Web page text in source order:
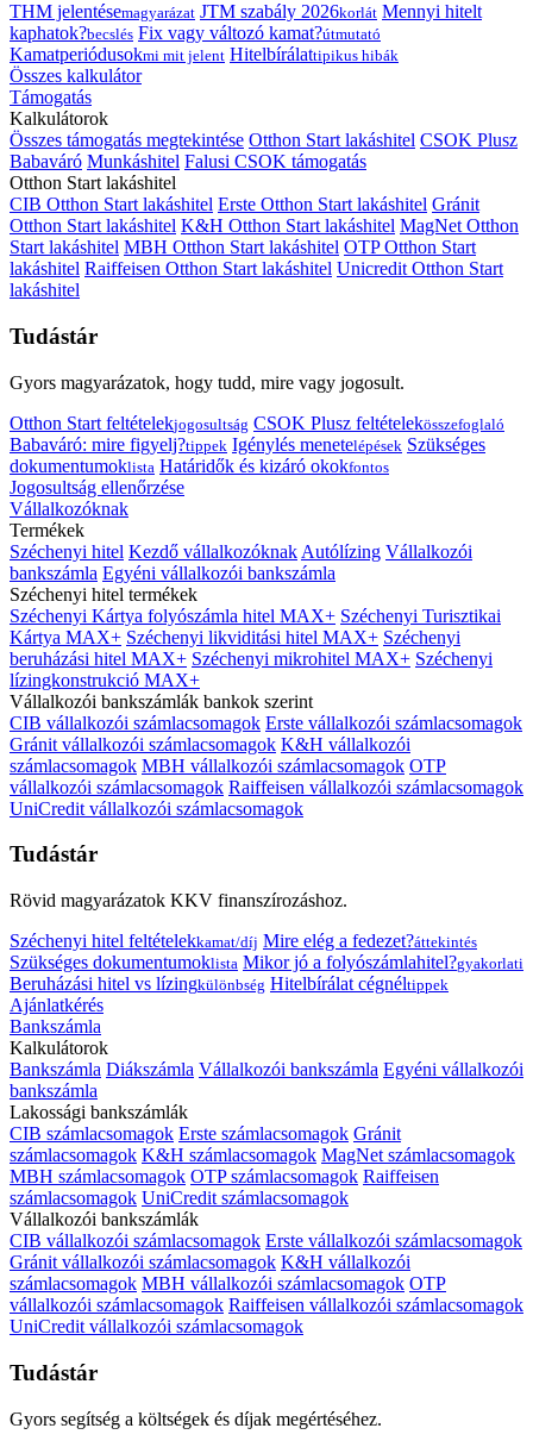
THM jelentésemagyarázat JTM szabály 2026korlát Mennyi hitelt
kaphatok?becslés Fix vagy változó kamat?útmutató
Kamatperiódusokmi mit jelent Hitelbírálattipikus hibák
Összes kalkulátor
Támogatás
Kalkulátorok
Összes támogatás megtekintése Otthon Start lakáshitel CSOK Plusz
Babaváró Munkáshitel Falusi CSOK támogatás
Otthon Start lakáshitel
CIB Otthon Start lakáshitel Erste Otthon Start lakáshitel Gránit
Otthon Start lakáshitel K&H Otthon Start lakáshitel MagNet Otthon
Start lakáshitel MBH Otthon Start lakáshitel OTP Otthon Start
lakáshitel Raiffeisen Otthon Start lakáshitel Unicredit Otthon Start
lakáshitel
Tudástár
Gyors magyarázatok, hogy tudd, mire vagy jogosult.
Otthon Start feltételekjogosultság CSOK Plusz feltételekösszefoglaló
Babaváró: mire figyelj?tippek Igénylés menetelépések Szükséges
dokumentumoklista Határidők és kizáró okokfontos
Jogosultság ellenőrzése
Vállalkozóknak
Termékek
Széchenyi hitel Kezdő vállalkozóknak Autólízing Vállalkozói
bankszámla Egyéni vállalkozói bankszámla
Széchenyi hitel termékek
Széchenyi Kártya folyószámla hitel MAX+ Széchenyi Turisztikai
Kártya MAX+ Széchenyi likviditási hitel MAX+ Széchenyi
beruházási hitel MAX+ Széchenyi mikrohitel MAX+ Széchenyi
lízingkonstrukció MAX+
Vállalkozói bankszámlák bankok szerint
CIB vállalkozói számlacsomagok Erste vállalkozói számlacsomagok
Gránit vállalkozói számlacsomagok K&H vállalkozói
számlacsomagok MBH vállalkozói számlacsomagok OTP
vállalkozói számlacsomagok Raiffeisen vállalkozói számlacsomagok
UniCredit vállalkozói számlacsomagok
Tudástár
Rövid magyarázatok KKV finanszírozáshoz.
Széchenyi hitel feltételekkamat/díj Mire elég a fedezet?áttekintés
Szükséges dokumentumoklista Mikor jó a folyószámlahitel?gyakorlati
Beruházási hitel vs lízingkülönbség Hitelbírálat cégnéltippek
Ajánlatkérés
Bankszámla
Kalkulátorok
Bankszámla Diákszámla Vállalkozói bankszámla Egyéni vállalkozói
bankszámla
Lakossági bankszámlák
CIB számlacsomagok Erste számlacsomagok Gránit
számlacsomagok K&H számlacsomagok MagNet számlacsomagok
MBH számlacsomagok OTP számlacsomagok Raiffeisen
számlacsomagok UniCredit számlacsomagok
Vállalkozói bankszámlák
CIB vállalkozói számlacsomagok Erste vállalkozói számlacsomagok
Gránit vállalkozói számlacsomagok K&H vállalkozói
számlacsomagok MBH vállalkozói számlacsomagok OTP
vállalkozói számlacsomagok Raiffeisen vállalkozói számlacsomagok
UniCredit vállalkozói számlacsomagok
Tudástár
Gyors segítség a költségek és díjak megértéséhez.